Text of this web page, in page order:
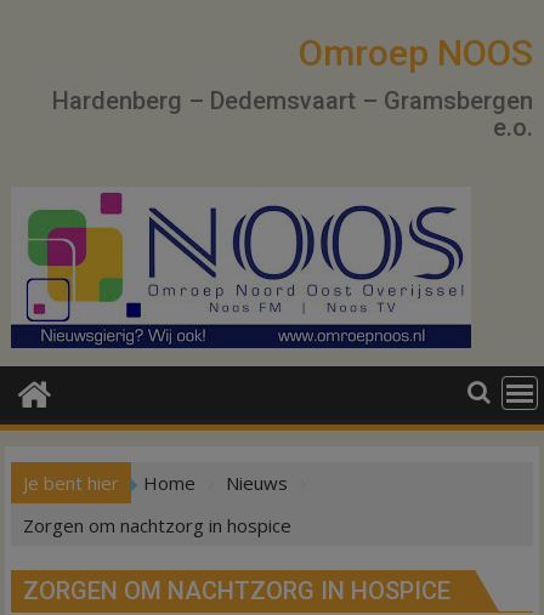
Omroep NOOS
Hardenberg – Dedemsvaart – Gramsbergen
e.o.
Je bent hier Home
Nieuws
Zorgen om nachtzorg in hospice
ZORGEN OM NACHTZORG IN HOSPICE